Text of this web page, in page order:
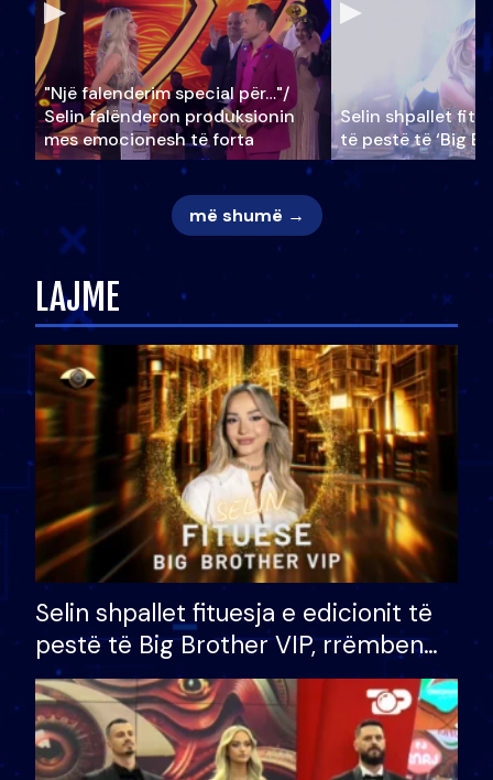
"Një falenderim special për…"/
Selin falënderon produksionin
mes emocionesh të forta
Selin shpallet
të pestë të ‘Big
më shumë →
LAJME
Selin shpallet fituesja e edicionit të
pestë të Big Brother VIP, rrëmben
çmimin e madh prej 100 mijë eurosh